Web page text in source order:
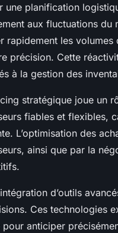
une planification
aux fluctuations du
rapidement les
précision. Cette
à la gestion des
stratégique joue un
fiables et flexibles,
L’optimisation des
ainsi que par la
d’outils
Ces technologies
pour anticiper